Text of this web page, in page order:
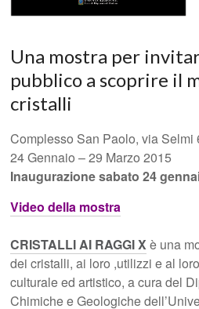
Una mostra per
pubblico a scoprire il
cristalli
Complesso San Paolo, via Selmi
24 Gennaio – 29 Marzo 2015
Inaugurazione sabato 24
Video della mostra
CRISTALLI AI RAGGI Xè una
dei cristalli, ai loro ,utilizzi e al
culturale ed artistico, a cura del
Chimiche e Geologiche